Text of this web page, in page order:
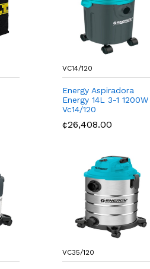
VC14/120
Energy Aspiradora
Energy 14L 3-1 1200W
Vc14/120
¢26,408.00
VC35/120